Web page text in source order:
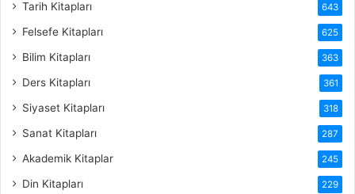
Tarih Kitapları 643
Felsefe Kitapları 625
Bilim Kitapları 363
Ders Kitapları 361
Siyaset Kitapları 318
Sanat Kitapları 287
Akademik Kitaplar 245
Din Kitapları 229